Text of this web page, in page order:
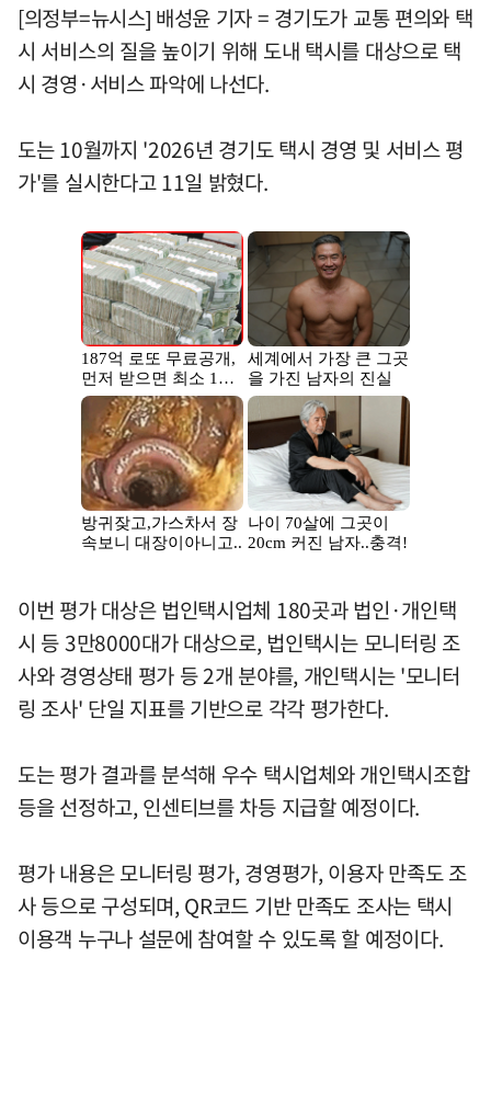
[의정부=뉴시스] 배성윤 기자 = 경기도가 교통 편의와 택
시 서비스의 질을 높이기 위해 도내 택시를 대상으로 택
시 경영·서비스 파악에 나선다.
도는 10월까지 '2026년 경기도 택시 경영 및 서비스 평
가'를 실시한다고 11일 밝혔다.
이번 평가 대상은 법인택시업체 180곳과 법인·개인택
시 등 3만8000대가 대상으로, 법인택시는 모니터링 조
사와 경영상태 평가 등 2개 분야를, 개인택시는 '모니터
링 조사' 단일 지표를 기반으로 각각 평가한다.
도는 평가 결과를 분석해 우수 택시업체와 개인택시조합
등을 선정하고, 인센티브를 차등 지급할 예정이다.
평가 내용은 모니터링 평가, 경영평가, 이용자 만족도 조
사 등으로 구성되며, QR코드 기반 만족도 조사는 택시
이용객 누구나 설문에 참여할 수 있도록 할 예정이다.